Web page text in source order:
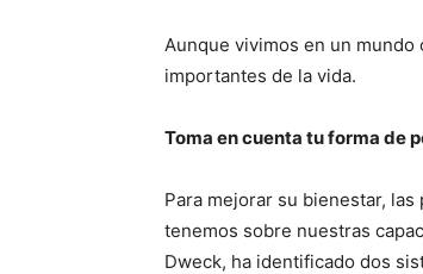
Aunque vivimos en un
importantes de la vida.
Toma en cuenta tu forma de
Para mejorar su bienestar,
tenemos sobre nuestras
Dweck, ha identificado dos